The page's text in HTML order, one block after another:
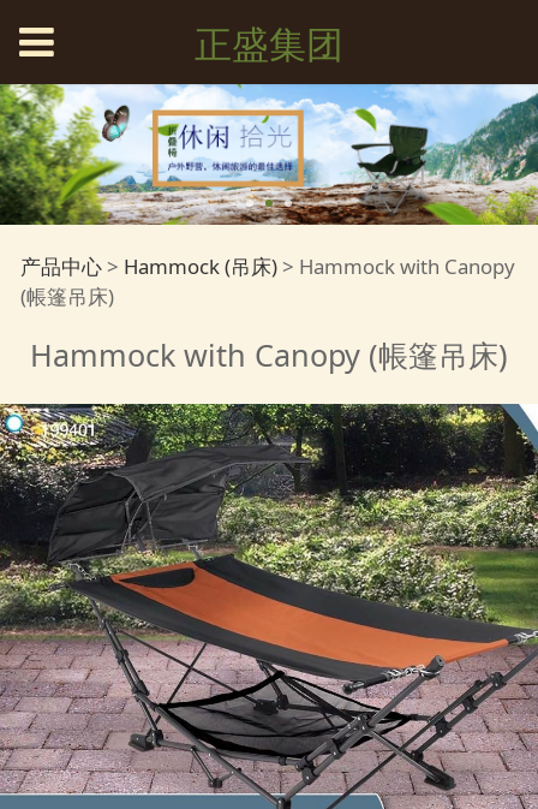
正盛集团
Hammock with
Canopy (帳篷吊床)
产品中心> Hammock (吊床)> Hammock with Canopy
(帳篷吊床)
Hammock with Canopy (帳篷吊床)